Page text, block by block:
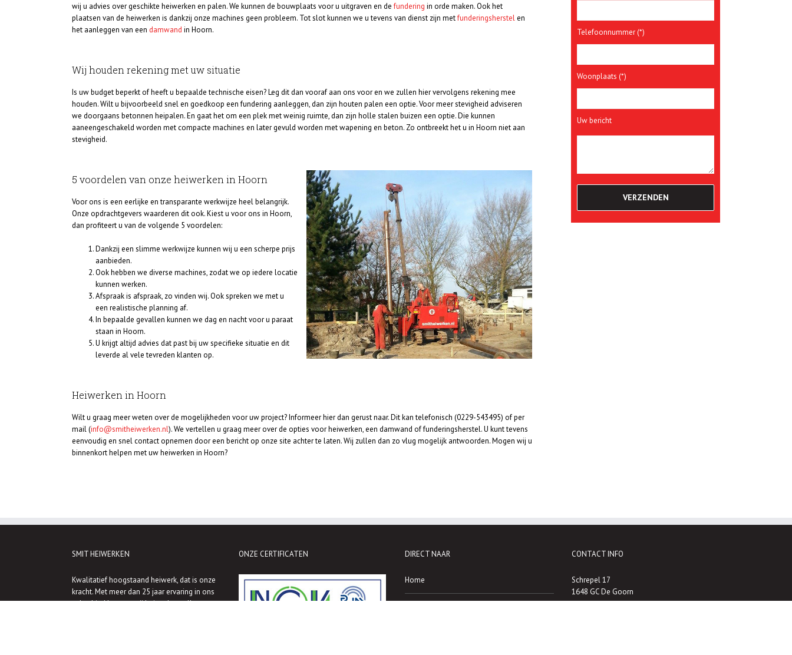
wij u advies over geschikte heiwerken en palen. We kunnen de bouwplaats voor u uitgraven en defundering in orde maken. Ook het
plaatsen van de heiwerken is dankzij onze machines geen probleem. Tot slot kunnen we u tevens van dienst zijn metfunderingsherstelen
het aanleggen van een damwand in Hoorn.
Wij houden rekening met uw situatie
Is uw budget beperkt of heeft u bepaalde technische eisen? Leg dit dan vooraf aan ons voor en we zullen hier vervolgens rekening mee
houden. Wilt u bijvoorbeeld snel en goedkoop een fundering aanleggen, dan zijn houten palen een optie. Voor meer stevigheid adviseren
we doorgaans betonnen heipalen. En gaat het om een plek met weinig ruimte, dan zijn holle stalen buizen een optie. Die kunnen
aaneengeschakeld worden met compacte machines en later gevuld worden met wapening en beton. Zo ontbreekt het u in Hoorn niet aan
stevigheid.
5 voordelen van onze heiwerken in Hoorn
Voor ons is een eerlijke en transparante werkwijze heel belangrijk.
Onze opdrachtgevers waarderen dit ook. Kiest u voor ons in Hoorn,
dan profiteert u van de volgende 5 voordelen:
Dankzij een slimme werkwijze kunnen wij u een scherpe prijs
aanbieden.
Ook hebben we diverse machines, zodat we op iedere locatie
kunnen werken.
Afspraak is afspraak, zo vinden wij. Ook spreken we met u
een realistische planning af.
In bepaalde gevallen kunnen we dag en nacht voor u paraat
staan in Hoorn.
U krijgt altijd advies dat past bij uw specifieke situatie en dit
leverde al vele tevreden klanten op.
Heiwerken in Hoorn
Wilt u graag meer weten over de mogelijkheden voor uw project? Informeer hier dan gerust naar. Dit kan telefonisch (0229-543495) of per
mail (info@smitheiwerken.nl). We vertellen u graag meer over de opties voor heiwerken, een damwand of funderingsherstel. U kunt tevens
eenvoudig en snel contact opnemen door een bericht op onze site achter te laten. Wij zullen dan zo vlug mogelijk antwoorden. Mogen wij u
binnenkort helpen met uw heiwerken in Hoorn?
Telefoonnummer (*)
Woonplaats (*)
Uw bericht
SMIT HEIWERKEN
Kwalitatief hoogstaand heiwerk, dat is onze
kracht. Met meer dan 25 jaar ervaring in ons
vakgebied leveren wij heiwerk op alle
ONZE CERTIFICATEN DIRECT NAAR
Home
CONTACT INFO
Schrepel 17
1648 GC De Goorn